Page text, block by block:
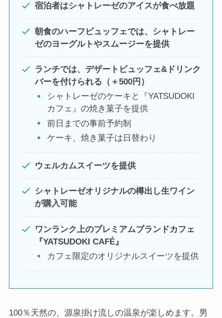
宿泊者はシャトレーゼのアイスが食べ放題
朝食のハーフビュッフェでは、シャトレー
ゼのヨーグルトやスムージーを提供
ランチでは、デザートビュッフェ&ドリンク
バーを付けられる（＋500円）
シャトレーゼのケーキと『YATSUDOKI
カフェ』の焼き菓子を提供
前日までの事前予約制
ケーキ、焼き菓子は日替わり
ウェルカムスイーツを提供
シャトレーゼオリジナルの樽出し生ワイン
が購入可能
ワンランク上のプレミアムブランドカフェ
『YATSUDOKI CAFÉ』
カフェ限定のオリジナルスイーツを提供
100％天然の、源泉掛け流しの温泉が楽しめます。男